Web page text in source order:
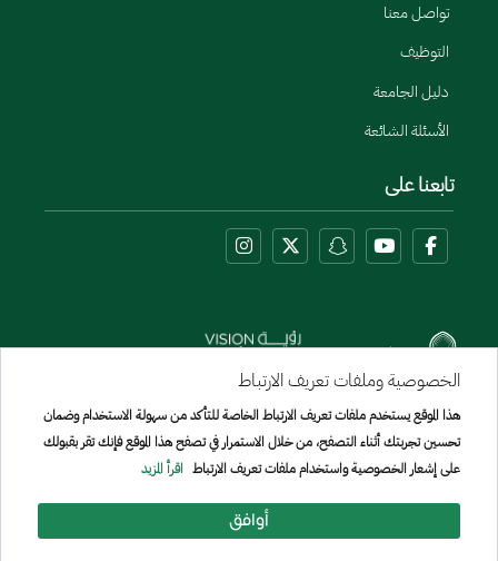
تواصل معنا
التوظيف
دليل الجامعة
الأسئلة الشائعة
تابعنا على
Menu Copyright
خريطة الموقع
تم تطويره وصيانته بواسطة [الإدارة العامة لتقنيه المعلومات]
تاريخ آخر تعديل:09/11/2025
الخصوصية وملفات تعريف الارتباط
هذا الموقع يستخدم ملفات تعريف الارتباط الخاصة للتأكد من سهولة الاستخدام وضمان
تحسين تجربتك أثناء التصفح، من خلال الاستمرار في تصفح هذا الموقع فإنك تقر بقبولك
على إشعار الخصوصية واستخدام ملفات تعريف الارتباط اقرأ المزيد
أوافق